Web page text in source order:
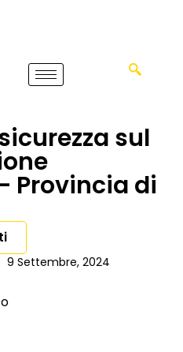
sul
Provincia di
9 Settembre, 2024